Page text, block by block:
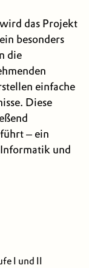
das Projekt
besonders
die
einfache
Diese
– ein
und
I und II